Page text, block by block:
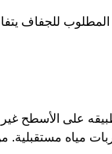
للجفاف
على الأسطح
مياه مستقبلية.